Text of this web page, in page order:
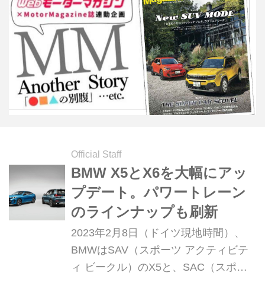
Official Staff
BMW X5とX6を大幅にアッ
プデート。パワートレーン
のラインナップも刷新
2023年2月8日（ドイツ現地時間）、
BMWはSAV（スポーツ アクティビテ
ィ ビークル）のX5と、SAC（スポー